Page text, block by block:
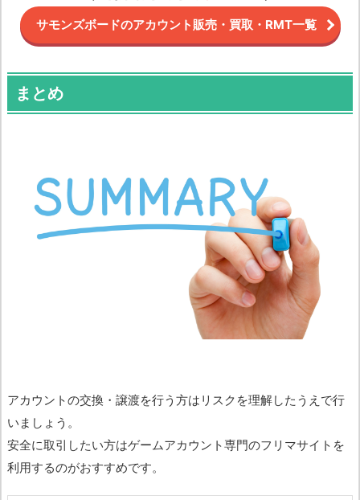
サモンズボードのアカウント販売・買取・RMT一覧
まとめ
アカウントの交換・譲渡を行う方はリスクを理解したうえで行
いましょう。
安全に取引したい方はゲームアカウント専門のフリマサイトを
利用するのがおすすめです。